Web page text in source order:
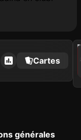
Cartes
2022
générales